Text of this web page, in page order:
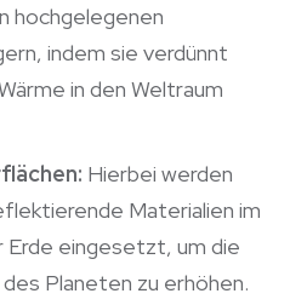
hochgelegenen
indem sie verdünnt
in den Weltraum
Hierbei werden
Materialien im
eingesetzt, um die
Planeten zu erhöhen.